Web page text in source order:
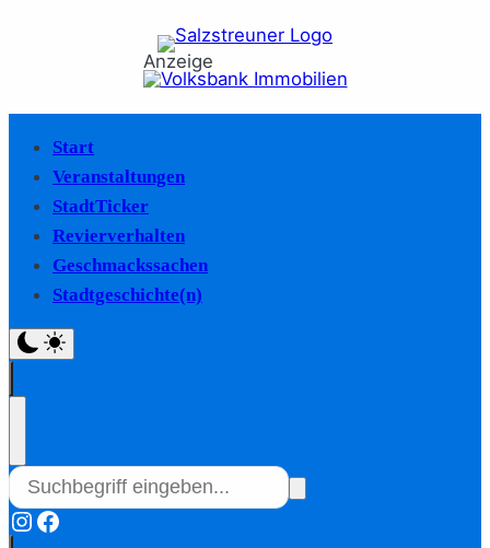
Anzeige
Start
Veranstaltungen
StadtTicker
Revierverhalten
Geschmackssachen
Stadtgeschichte(n)
Instagram
Facebook